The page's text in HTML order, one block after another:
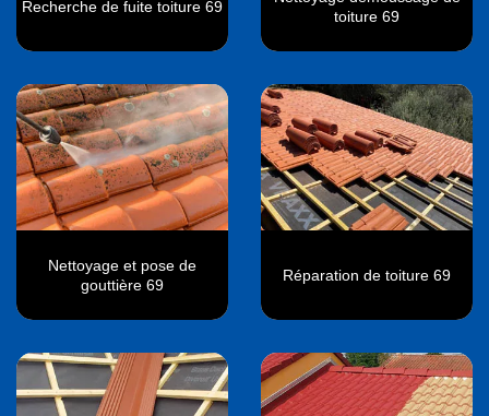
Recherche de fuite toiture 69
toiture 69
Nettoyage et pose de
gouttière 69
Réparation de toiture 69